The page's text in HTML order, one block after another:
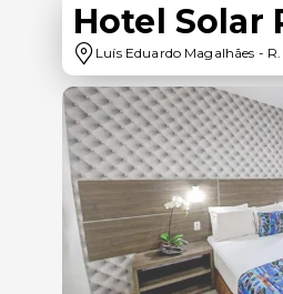
Hotel Solar
Luís Eduardo Magalhães -